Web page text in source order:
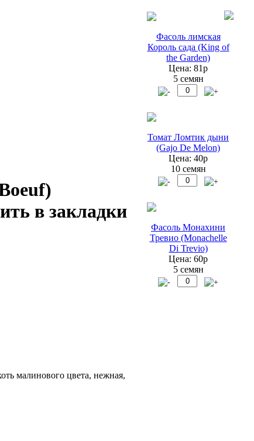
малинового цвета, нежная,
Фасоль лимская
Король сада (King of
the Garden)
Цена: 81р
5 семян
Томат Ломтик дыни
(Gajo De Melon)
Цена: 40р
10 семян
Фасоль Монахини
Тревио (Monachelle
Di Trevio)
Цена: 60р
5 семян